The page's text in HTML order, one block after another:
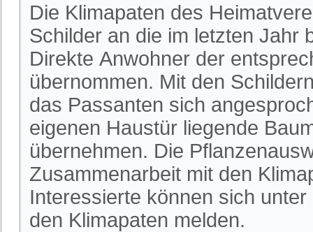
Die Klimapaten des
Schilder an die im letzten Jahr
Direkte Anwohner der
übernommen. Mit den
das Passanten sich
eigenen Haustür liegende
übernehmen. Die
Zusammenarbeit mit den
Interessierte können sich
den Klimapaten melden.